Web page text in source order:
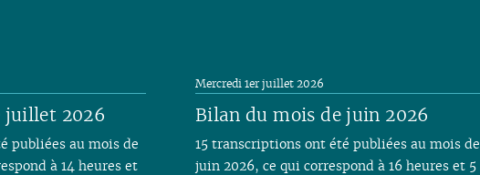
juillet 2026
publiées au mois de
à 14 heures et
Bilan du mois de juin 2026
Mercredi 1er juillet 2026
15 transcriptions ont été publiées au mois de
juin 2026, ce qui correspond à 16 heures et 5